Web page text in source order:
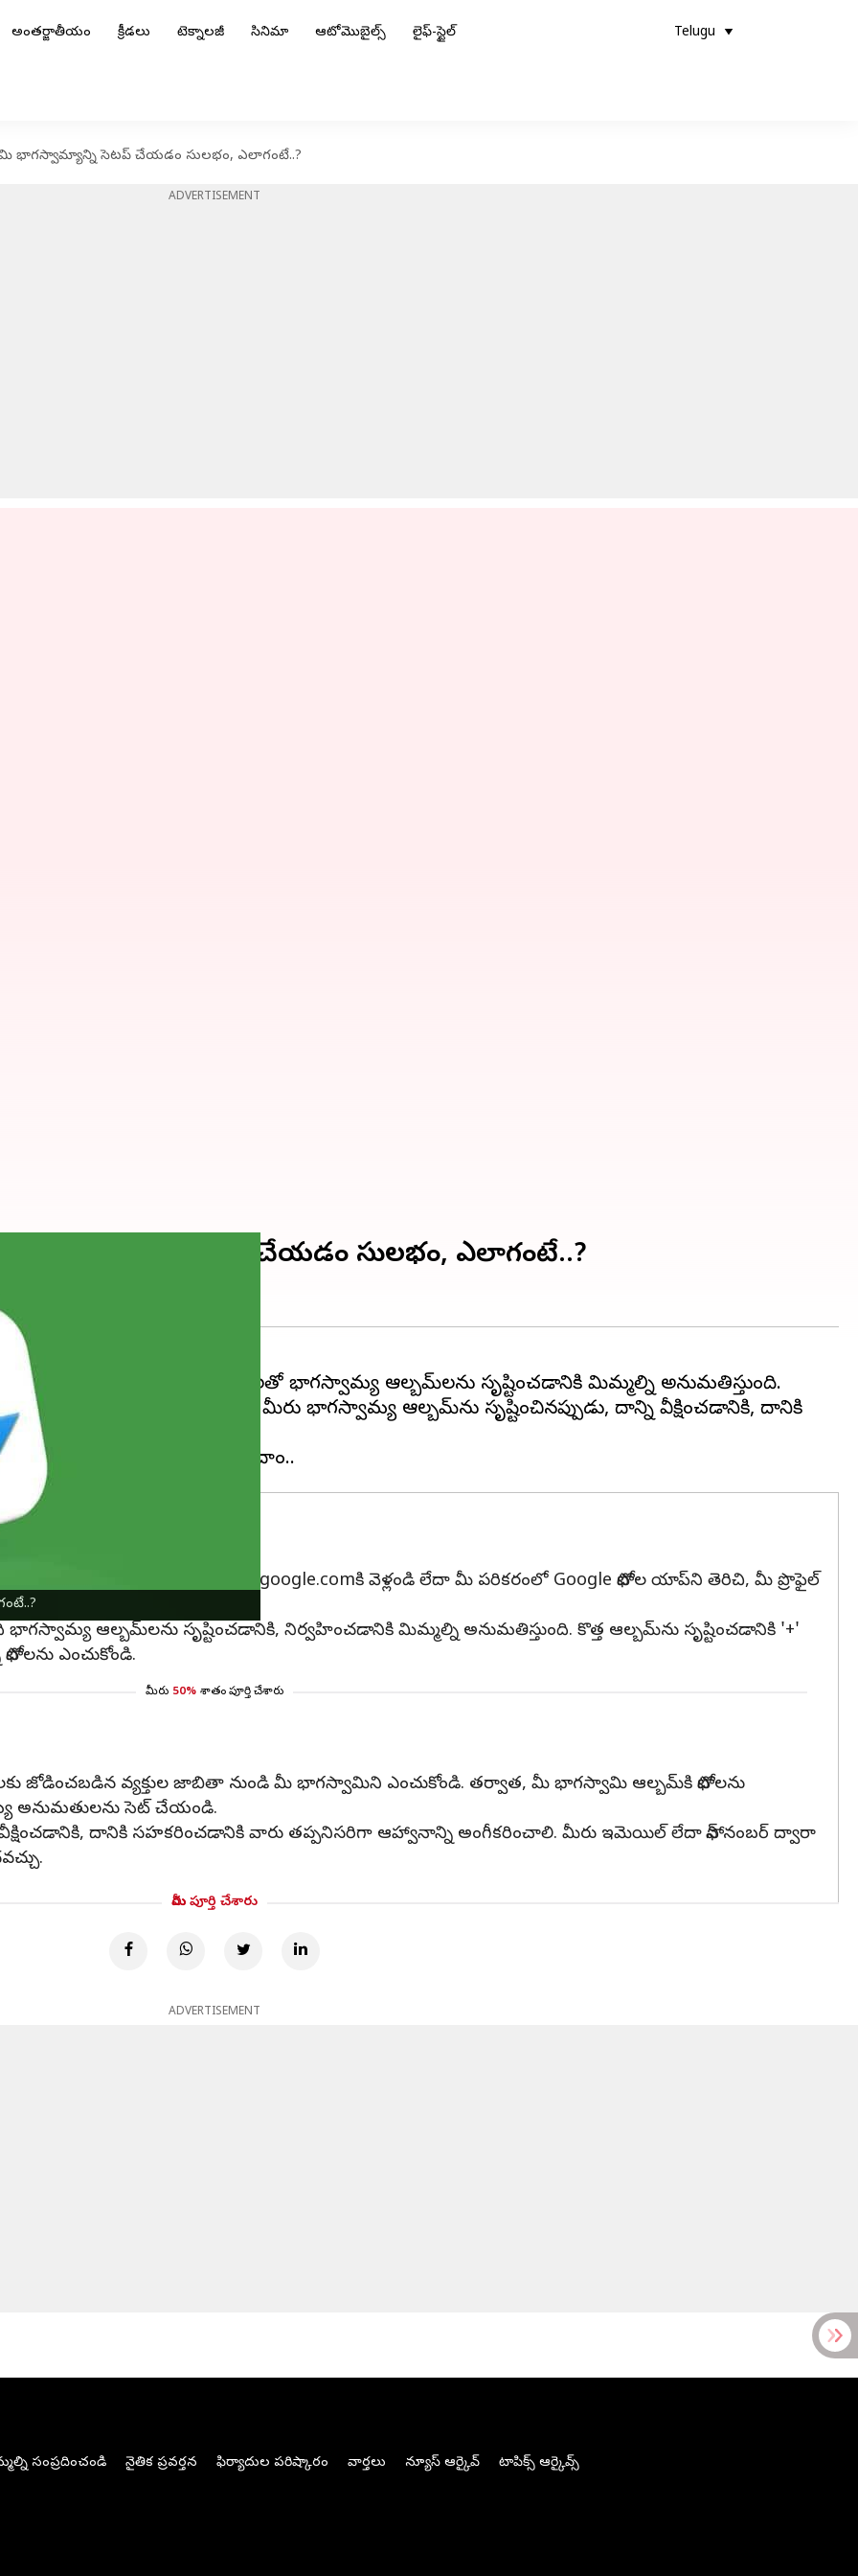
అంతర్జాతీయం క్రీడలు టెక్నాలజీ సినిమా ఆటోమొబైల్స్ లైఫ్-స్టైల్ Telugu
భాగస్వామ్యాన్ని సెటప్ చేయడం సులభం, ఎలాగంటే..?
ADVERTISEMENT
భాగస్వామ్యాన్ని సెటప్ చేయడం సులభం, ఎలాగంటే..?
అందిస్తుంది. ఇది నిర్దిష్ట వ్యక్తులతో భాగస్వామ్య ఆల్బమ్‌లను సృష్టించడానికి మిమ్మల్ని అనుమతిస్తుంది.
ఫోటోలను పంచుకోవచ్చు. మీరు భాగస్వామ్య ఆల్బమ్‌ను సృష్టించినప్పుడు, దాన్ని వీక్షించడానికి, దానికి
సెటప్ చేయాలి?
ముందుగా మీ బ్రౌజర్‌లో photos.google.comకి వెళ్లండి లేదా మీ పరికరంలో Google ఫోటోల యాప్‌ని తెరిచి, మీ ప్రొఫైల్
భాగస్వామ్య ఆల్బమ్‌లను సృష్టించడానికి, నిర్వహించడానికి మిమ్మల్ని అనుమతిస్తుంది. కొత్త ఆల్బమ్‌ను సృష్టించడానికి '+'
ఎంచుకోండి.
మీరు 50% శాతం పూర్తి చేశారు
జోడించబడిన వ్యక్తుల జాబితా నుండి మీ భాగస్వామిని ఎంచుకోండి. తర్వాత, మీ భాగస్వామి ఆల్బమ్‌కి ఫోటోలను
అనుమతులను సెట్ చేయండి.
దానికి సహకరించడానికి వారు తప్పనిసరిగా ఆహ్వానాన్ని అంగీకరించాలి. మీరు ఇమెయిల్ లేదా ఫోన్ నంబర్ ద్వారా
మీరు పూర్తి చేశారు
ADVERTISEMENT
సంప్రదించండి నైతిక ప్రవర్తన ఫిర్యాదుల పరిష్కారం వార్తలు న్యూస్ ఆర్కైవ్ టాపిక్స్ ఆర్కైవ్స్